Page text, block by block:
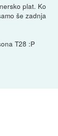
plat. Ko
še zadnja
T28 :P